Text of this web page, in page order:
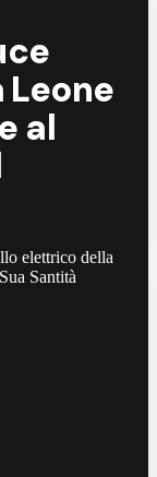
al
elettrico della
Santità